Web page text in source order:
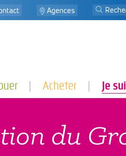
Agences j
Acheter Je
du